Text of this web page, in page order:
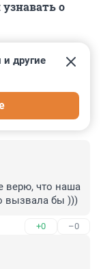
о
другие
верю, что наша
вызвала бы )))
+0 –0